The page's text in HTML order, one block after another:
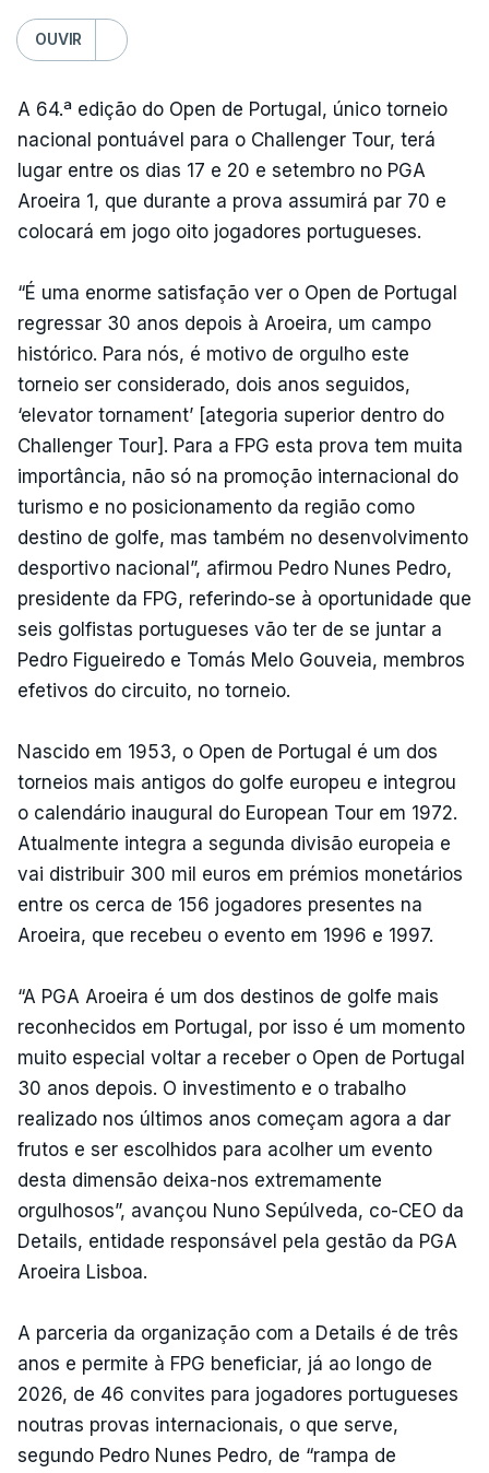
OUVIR
A 64.ª edição do Open de Portugal, único torneio
nacional pontuável para o Challenger Tour, terá
lugar entre os dias 17 e 20 e setembro no PGA
Aroeira 1, que durante a prova assumirá par 70 e
colocará em jogo oito jogadores portugueses.
“É uma enorme satisfação ver o Open de Portugal
regressar 30 anos depois à Aroeira, um campo
histórico. Para nós, é motivo de orgulho este
torneio ser considerado, dois anos seguidos,
‘elevator tornament’ [ategoria superior dentro do
Challenger Tour]. Para a FPG esta prova tem muita
importância, não só na promoção internacional do
turismo e no posicionamento da região como
destino de golfe, mas também no desenvolvimento
desportivo nacional”, afirmou Pedro Nunes Pedro,
presidente da FPG, referindo-se à oportunidade que
seis golfistas portugueses vão ter de se juntar a
Pedro Figueiredo e Tomás Melo Gouveia, membros
efetivos do circuito, no torneio.
Nascido em 1953, o Open de Portugal é um dos
torneios mais antigos do golfe europeu e integrou
o calendário inaugural do European Tour em 1972.
Atualmente integra a segunda divisão europeia e
vai distribuir 300 mil euros em prémios monetários
entre os cerca de 156 jogadores presentes na
Aroeira, que recebeu o evento em 1996 e 1997.
“A PGA Aroeira é um dos destinos de golfe mais
reconhecidos em Portugal, por isso é um momento
muito especial voltar a receber o Open de Portugal
30 anos depois. O investimento e o trabalho
realizado nos últimos anos começam agora a dar
frutos e ser escolhidos para acolher um evento
desta dimensão deixa-nos extremamente
orgulhosos”, avançou Nuno Sepúlveda, co-CEO da
Details, entidade responsável pela gestão da PGA
Aroeira Lisboa.
A parceria da organização com a Details é de três
anos e permite à FPG beneficiar, já ao longo de
2026, de 46 convites para jogadores portugueses
noutras provas internacionais, o que serve,
segundo Pedro Nunes Pedro, de “rampa de